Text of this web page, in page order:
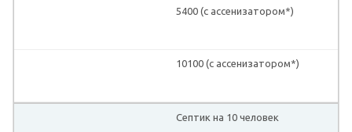
5400 (с ассенизатором*)
10100 (с ассенизатором*)
Септик на 10 человек